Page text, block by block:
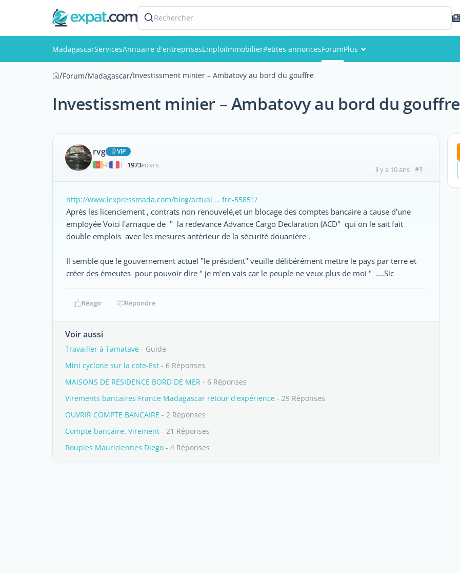
Rechercher
MadagascarServicesAnnuaire d'entreprisesEmploiImmobilierPetites annoncesForumPlus
Membres
/Forum/Madagascar/Investissment minier – Ambatovy au bord du gouffre
Investissment minier – Ambatovy au bord du gouffre
rvg
ViP
|
1973POSTS il y a 10 ans #1
http://www.lexpressmada.com/blog/actual … fre-55851/
Après les licenciement , contrats non renouvelé,et un blocage des comptes bancaire a cause d'une
employée Voici l'arnaque de " la redevance Advance Cargo Declaration (ACD" qui on le sait fait
double emplois avec les mesures antérieur de la sécurité douanière .
Il semble que le gouvernement actuel "le président" veuille délibérément mettre le pays par terre et
créer des émeutes pour pouvoir dire " je m'en vais car le peuple ne veux plus de moi " ....Sic
Réagir Répondre
Voir aussi
Travailler à Tamatave - Guide
Mini cyclone sur la cote-Est - 6 Réponses
MAISONS DE RESIDENCE BORD DE MER - 6 Réponses
Virements bancaires France Madagascar retour d'expérience - 29 Réponses
OUVRIR COMPTE BANCAIRE - 2 Réponses
Compte bancaire. Virement - 21 Réponses
Roupies Mauriciennes Diego - 4 Réponses